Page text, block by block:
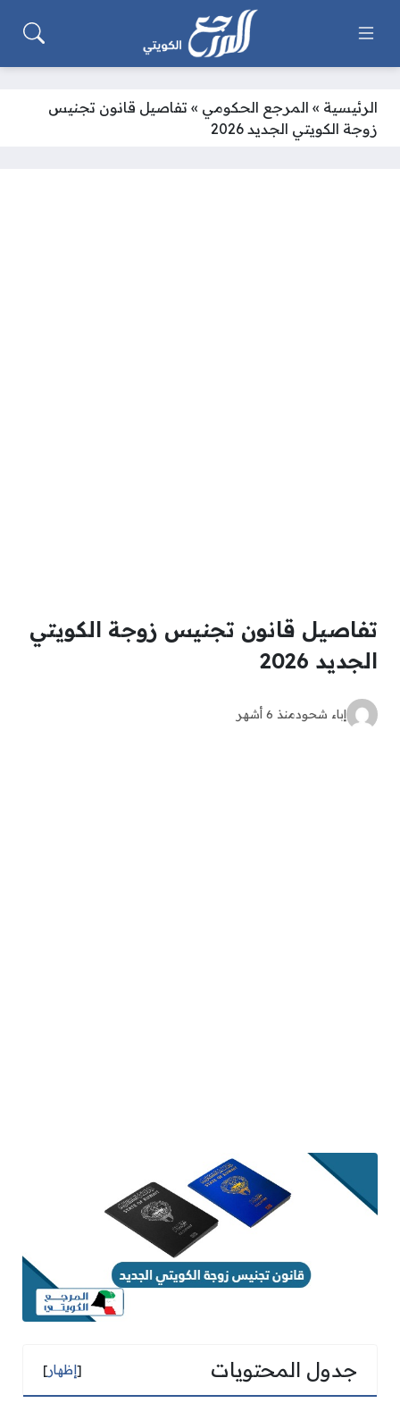
الرئيسية » المرجع الحكومي » تفاصيل قانون تجنيس
زوجة الكويتي الجديد 2026
تفاصيل قانون تجنيس زوجة الكويتي
الجديد 2026
إباء شحودمنذ 6 أشهر
جدول المحتويات [إظهار]